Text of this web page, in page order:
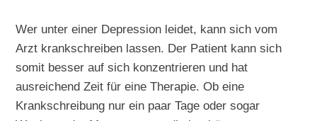
Wer unter einer Depression leidet, kann sich vom
Arzt krankschreiben lassen. Der Patient kann sich
somit besser auf sich konzentrieren und hat
ausreichend Zeit für eine Therapie. Ob eine
Krankschreibung nur ein paar Tage oder sogar